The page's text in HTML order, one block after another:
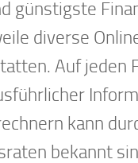
günstigste
diverse
Auf jeden
kann
bekannt